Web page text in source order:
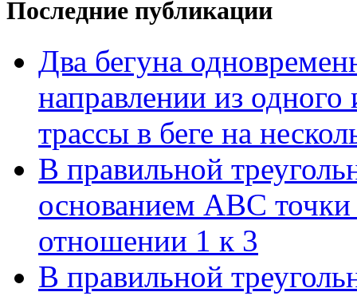
Последние публикации
Два бегуна
направлении из одного
трассы в беге на
В правильной
основанием АВС точки
отношении 1 к 3
В правильной